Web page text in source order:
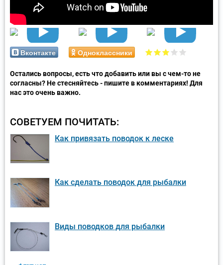
Вконтакте Одноклассники
Остались вопросы, есть что добавить или вы с чем-то не
согласны? Не стесняйтесь - пишите в комментариях! Для
нас это очень важно.
СОВЕТУЕМ ПОЧИТАТЬ:
Как привязать поводок к леске
Как сделать поводок для рыбалки
Виды поводков для рыбалки